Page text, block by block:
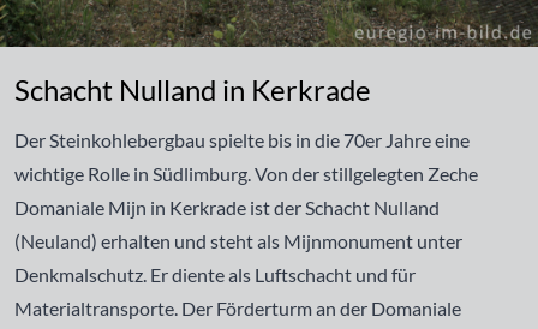
Schacht Nulland in Kerkrade
Der Steinkohlebergbau spielte bis in die 70er Jahre eine
wichtige Rolle in Südlimburg. Von der stillgelegten Zeche
Domaniale Mijn in Kerkrade ist der Schacht Nulland
(Neuland) erhalten und steht als Mijnmonument unter
Denkmalschutz. Er diente als Luftschacht und für
Materialtransporte. Der Förderturm an der Domaniale